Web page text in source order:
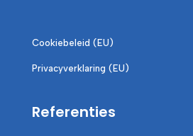
Cookiebeleid (EU)
Privacyverklaring (EU)
Referenties